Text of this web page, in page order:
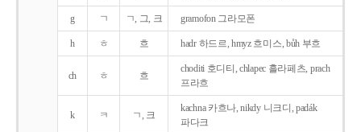
g ㄱ ㄱ, 그, 크 gramofon 그라모폰
h ㅎ 흐 hadr 하드르, hmyz 흐미스, bůh 부흐
ch ㅎ 흐
choditi 호디티, chlapec 흘라페츠, prach
프라흐
k ㅋ ㄱ, 크
kachna 카흐나, nikdy 니크디, padák
파다크